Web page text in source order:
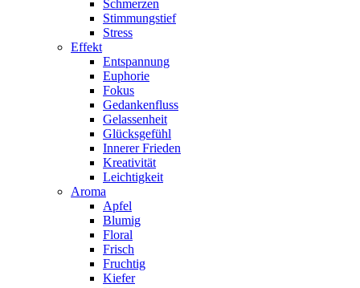
Schmerzen
Stimmungstief
Stress
Effekt
Entspannung
Euphorie
Fokus
Gedankenfluss
Gelassenheit
Glücksgefühl
Innerer Frieden
Kreativität
Leichtigkeit
Aroma
Apfel
Blumig
Floral
Frisch
Fruchtig
Kiefer